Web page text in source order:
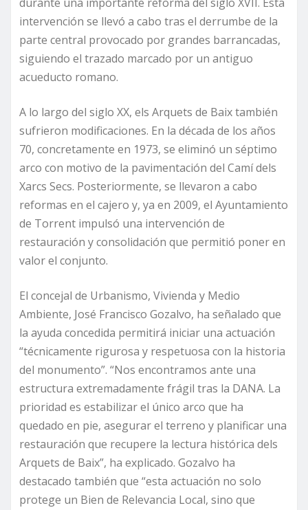
intervención se llevó a cabo tras el derrumbe de la
parte central provocado por grandes barrancadas,
siguiendo el trazado marcado por un antiguo
acueducto romano.
A lo largo del siglo XX, els Arquets de Baix también
sufrieron modificaciones. En la década de los años
70, concretamente en 1973, se eliminó un séptimo
arco con motivo de la pavimentación del Camí dels
Xarcs Secs. Posteriormente, se llevaron a cabo
reformas en el cajero y, ya en 2009, el Ayuntamiento
de Torrent impulsó una intervención de
restauración y consolidación que permitió poner en
valor el conjunto.
El concejal de Urbanismo, Vivienda y Medio
Ambiente, José Francisco Gozalvo, ha señalado que
la ayuda concedida permitirá iniciar una actuación
“técnicamente rigurosa y respetuosa con la historia
del monumento”. “Nos encontramos ante una
estructura extremadamente frágil tras la DANA. La
prioridad es estabilizar el único arco que ha
quedado en pie, asegurar el terreno y planificar una
restauración que recupere la lectura histórica dels
Arquets de Baix”, ha explicado. Gozalvo ha
destacado también que “esta actuación no solo
protege un Bien de Relevancia Local, sino que